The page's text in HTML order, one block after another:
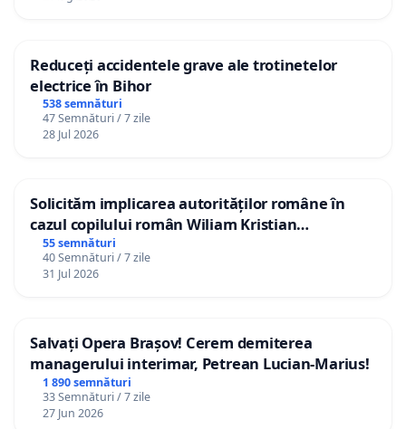
Reduceți accidentele grave ale trotinetelor
electrice în Bihor
538 semnături
47 Semnături / 7 zile
28 Jul 2026
Solicităm implicarea autorităților române în
cazul copilului român Wiliam Kristian
Gheorghe, aflat în plasament în Danemarca de
12 ani
55 semnături
40 Semnături / 7 zile
31 Jul 2026
Salvați Opera Brașov! Cerem demiterea
managerului interimar, Petrean Lucian-Marius!
1 890 semnături
33 Semnături / 7 zile
27 Jun 2026